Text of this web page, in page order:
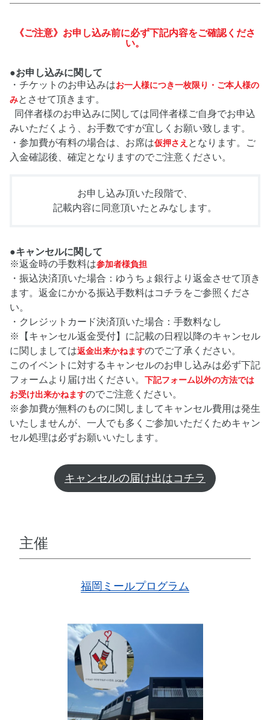
《ご注意》お申し込み前に必ず下記内容をご確認くださ
い。
●お申し込みに関して
・チケットのお申込みはお一人様につき一枚限り・ご本人様の
みとさせて頂きます。
同伴者様のお申込みに関しては同伴者様ご自身でお申込
みいただくよう、お手数ですが宜しくお願い致します。
・参加費が有料の場合は、お席は仮押さえ となります。ご
入金確認後、確定となりますのでご注意ください。
お申し込み頂いた段階で、
記載内容に同意頂いたとみなします。
●キャンセルに関して
※返金時の手数料は参加者様負担
・振込決済頂いた場合：ゆうちょ銀行より返金させて頂き
ます。返金にかかる振込手数料はコチラをご参照くださ
い。
・クレジットカード決済頂いた場合：手数料なし
※【キャンセル返金受付】に記載の日程以降のキャンセル
に関しましては返金出来かねますのでご了承ください。
このイベントに対するキャンセルのお申し込みは必ず下記
フォームより届け出ください。 下記フォーム以外の方法では
お受け出来かねますのでご注意ください。
※参加費が無料のものに関しましてキャンセル費用は発生
いたしませんが、一人でも多くご参加いただくためキャン
セル処理は必ずお願いいたします。
キャンセルの届け出はコチラ
主催
福岡ミールプログラム